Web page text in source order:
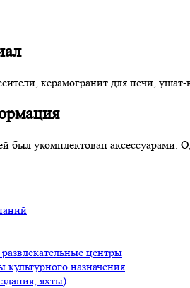
керамогранит для печи,
укомплектован аксессуарами.
центры
назначения
яхты)